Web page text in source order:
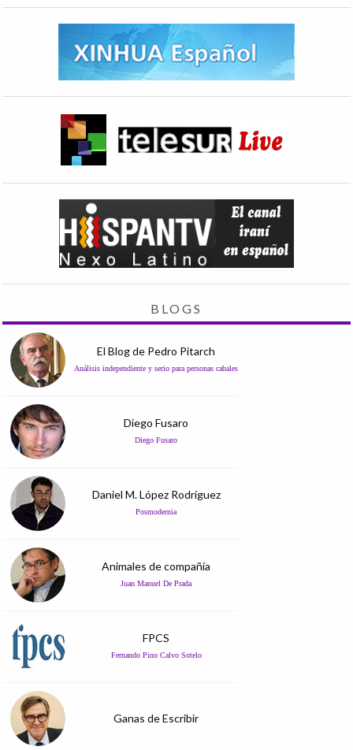
BLOGS
El Blog de Pedro Pitarch
Análisis independiente y serio para personas cabales
Diego Fusaro
Diego Fusaro
Daniel M. López Rodríguez
Posmodernia
Animales de compañía
Juan Manuel De Prada
FPCS
Fernando Pino Calvo Sotelo
Ganas de Escribir